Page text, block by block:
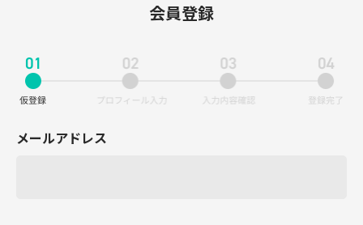
会員登録
メールアドレス